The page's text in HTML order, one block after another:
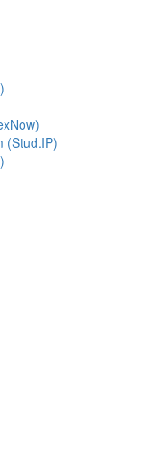
(Stud.IP)